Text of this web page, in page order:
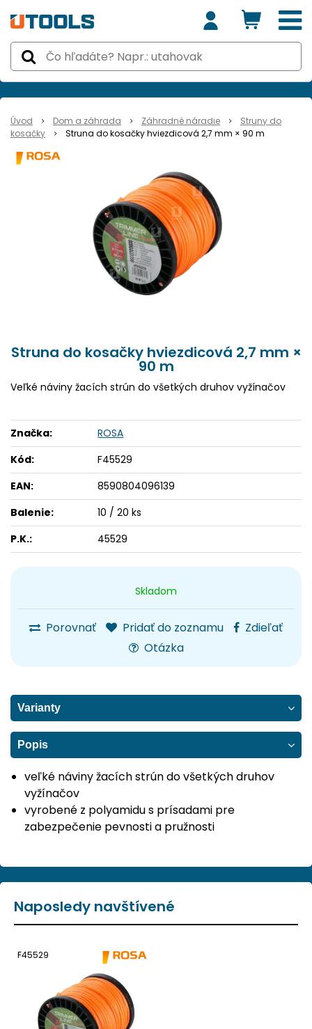
Úvod Dom a záhrada Záhradné náradie
Struny do
kosačky
Struna do kosačky hviezdicová 2,7 mm × 90 m
Skladom
Porovnať Pridať do zoznamu
Zdieľať
Otázka
Struna do kosačky hviezdicová 2,7 mm ×
90 m
Veľké náviny žacích strún do všetkých druhov vyžínačov
Značka:
ROSA
Kód:
F45529
EAN:
8590804096139
Balenie:
10 / 20 ks
P.K.:
45529
Varianty
Popis
veľké náviny žacích strún do všetkých druhov
vyžínačov
vyrobené z polyamidu s prísadami pre
zabezpečenie pevnosti a pružnosti
Naposledy navštívené
F45529